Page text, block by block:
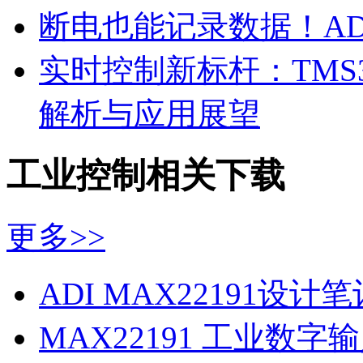
断电也能记录数据！
实时控制新标杆：
解析与应用展望
工业控制相关下载
更多>>
ADI MAX22191设计笔
MAX22191 工业数字